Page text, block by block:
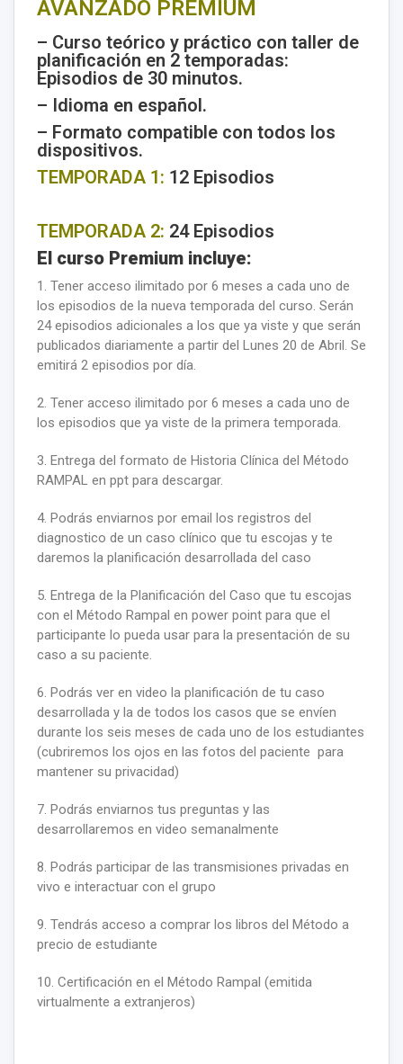
AVANZADO PREMIUM
– Curso teórico y práctico con taller de
planificación en 2 temporadas:
Episodios de 30 minutos.
– Idioma en español.
– Formato compatible con todos los
dispositivos.
TEMPORADA 1: 12 Episodios
TEMPORADA 2: 24 Episodios
El curso Premium incluye:
1. Tener acceso ilimitado por 6 meses a cada uno de
los episodios de la nueva temporada del curso. Serán
24 episodios adicionales a los que ya viste y que serán
publicados diariamente a partir del Lunes 20 de Abril. Se
emitirá 2 episodios por día.
2. Tener acceso ilimitado por 6 meses a cada uno de
los episodios que ya viste de la primera temporada.
3. Entrega del formato de Historia Clínica del Método
RAMPAL en ppt para descargar.
4. Podrás enviarnos por email los registros del
diagnostico de un caso clínico que tu escojas y te
daremos la planificación desarrollada del caso
5. Entrega de la Planificación del Caso que tu escojas
con el Método Rampal en power point para que el
participante lo pueda usar para la presentación de su
caso a su paciente.
6. Podrás ver en video la planificación de tu caso
desarrollada y la de todos los casos que se envíen
durante los seis meses de cada uno de los estudiantes
(cubriremos los ojos en las fotos del paciente para
mantener su privacidad)
7. Podrás enviarnos tus preguntas y las
desarrollaremos en video semanalmente
8. Podrás participar de las transmisiones privadas en
vivo e interactuar con el grupo
9. Tendrás acceso a comprar los libros del Método a
precio de estudiante
10. Certificación en el Método Rampal (emitida
virtualmente a extranjeros)